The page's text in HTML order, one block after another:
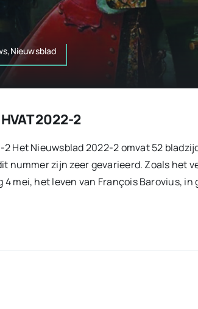
2022-2
Het Nieuwsblad 2022-2 omvat 52
nummer zijn zeer gevarieerd. Zoals het
mei, het leven van François Barovius, in